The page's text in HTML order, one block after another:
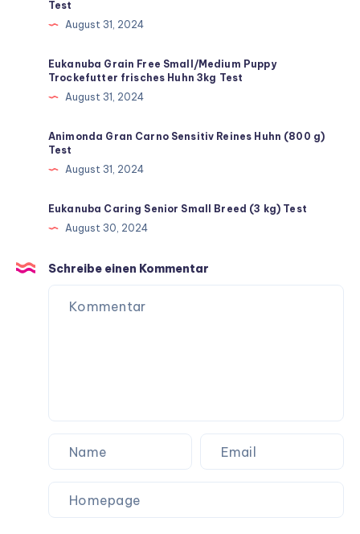
Test
August 31, 2024
Eukanuba Grain Free Small/Medium Puppy
Trockefutter frisches Huhn 3kg Test
August 31, 2024
Animonda Gran Carno Sensitiv Reines Huhn (800 g)
Test
August 31, 2024
Eukanuba Caring Senior Small Breed (3 kg) Test
August 30, 2024
Schreibe einen Kommentar